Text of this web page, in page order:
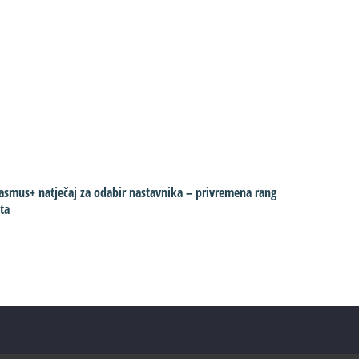
natječaj za odabir nastavnika – privremena rang